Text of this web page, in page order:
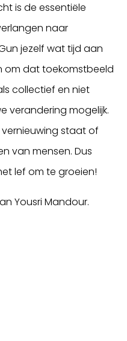
is de essentiële
naar
jezelf wat tijd aan
om dat toekomstbeeld
collectief en niet
verandering mogelijk.
staat of
van mensen. Dus
lef om te groeien!
Yousri Mandour.